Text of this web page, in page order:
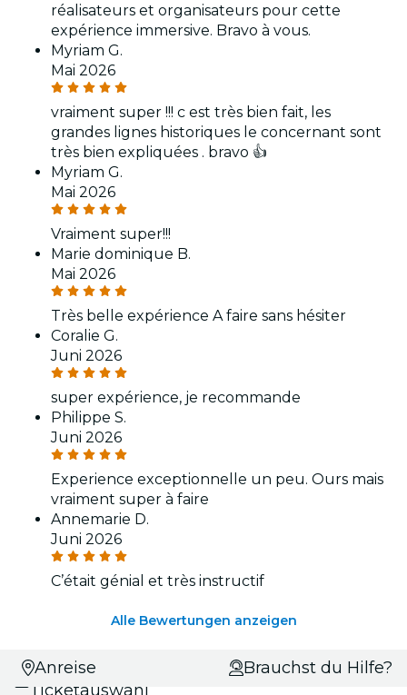
réalisateurs et organisateurs pour cette
expérience immersive. Bravo à vous.
Myriam G.
Mai 2026
vraiment super !!! c est très bien fait, les
grandes lignes historiques le concernant sont
très bien expliquées . bravo 👍
Myriam G.
Mai 2026
Vraiment super!!!
Marie dominique B.
Mai 2026
Très belle expérience A faire sans hésiter
Coralie G.
Juni 2026
super expérience, je recommande
Philippe S.
Juni 2026
Experience exceptionnelle un peu. Ours mais
vraiment super à faire
Annemarie D.
Juni 2026
C’était génial et très instructif
Alle Bewertungen anzeigen
Datums- und
Ticketauswahl
Anreise Brauchst du Hilfe?